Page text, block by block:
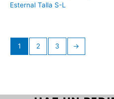
Esternal Talla S-L
1 2 3 →